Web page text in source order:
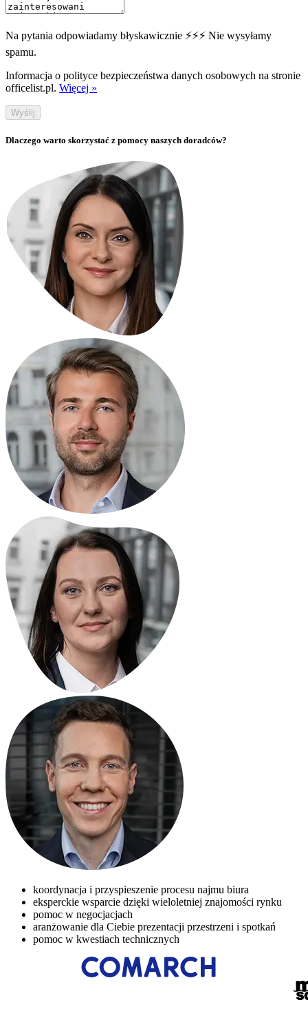
Na pytania odpowiadamy błyskawicznie ⚡⚡⚡ Nie wysyłamy
spamu.
Informacja o polityce bezpieczeństwa danych osobowych na stronie
officelist.pl. Więcej »
Wyślij
Dlaczego warto skorzystać z pomocy naszych doradców?
koordynacja i przyspieszenie procesu najmu biura
eksperckie wsparcie dzięki wieloletniej znajomości rynku
pomoc w negocjacjach
aranżowanie dla Ciebie prezentacji przestrzeni i spotkań
pomoc w kwestiach technicznych